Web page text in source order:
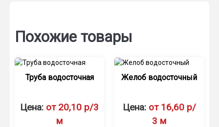
Похожие товары
Труба водосточная
Цена: от 20,10 р/3
м
Желоб водосточный
Цена: от 16,60 р/
3 м